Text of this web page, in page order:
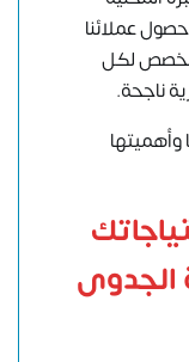
عملائنا
مخصص لكل
ناجحة.
وأهميتها